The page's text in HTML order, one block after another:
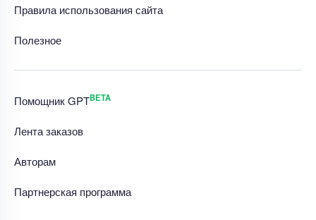
Правила использования сайта
Полезное
Помощник GPTBETA
Лента заказов
Авторам
Партнерская программа